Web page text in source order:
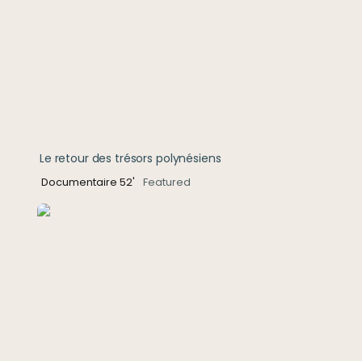
Le retour des trésors polynésiens
Documentaire 52' Featured
William Albert Robinson, la dernière traversée